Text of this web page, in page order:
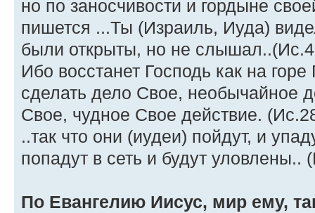
но по заносчивости и гордыне
пишется ...Ты (Израиль, Иуда)
были открыты, но не
Ибо восстанет Господь как на
сделать дело Свое, необычайное
Свое, чудное Свое действие.
..так что они (иудеи) пойдут, и
попадут в сеть и будут уловлены..
По Евангелию Иисус, мир ему,